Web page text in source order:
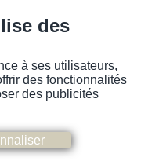
des
à ses utilisateurs,
des fonctionnalités
des publicités
ou non-voyantes